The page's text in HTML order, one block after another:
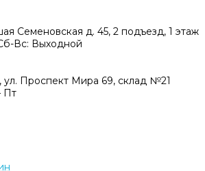
Семеновская д. 45, 2 подъезд, 1 этаж
Вс: Выходной
ул. Проспект Мира 69, склад №21
Пт